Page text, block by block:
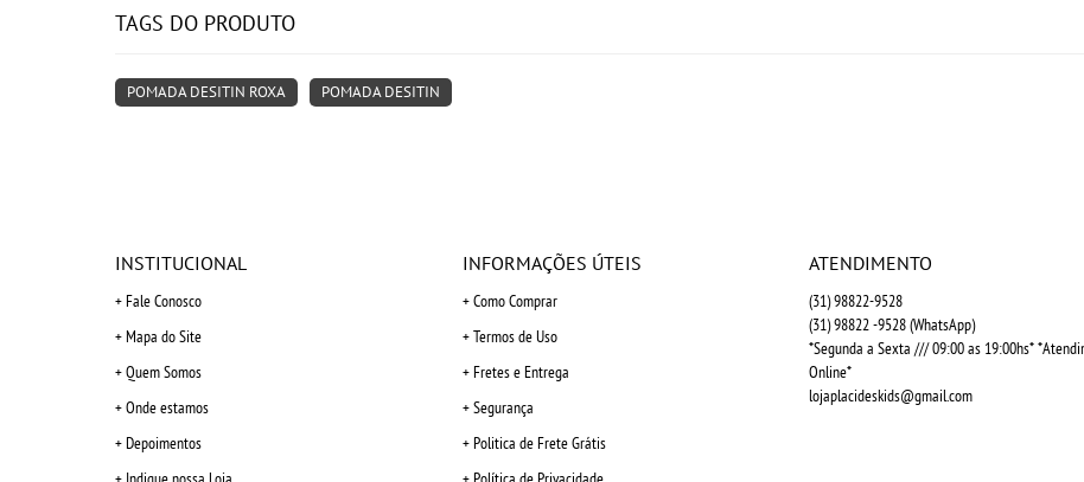
TAGS DO PRODUTO
POMADA DESITIN ROXA POMADA DESITIN
INSTITUCIONAL
Fale Conosco
Mapa do Site
Quem Somos
Onde estamos
Depoimentos
INFORMAÇÕES ÚTEIS
Como Comprar
Termos de Uso
Fretes e Entrega
Segurança
Politica de Frete Grátis
ATENDIMENTO
(31)98822-9528
(31)98822 -9528(WhatsApp)
*Segunda a Sexta /// 09:00 as 19:00hs*
Online*
lojaplacideskids@gmail.com